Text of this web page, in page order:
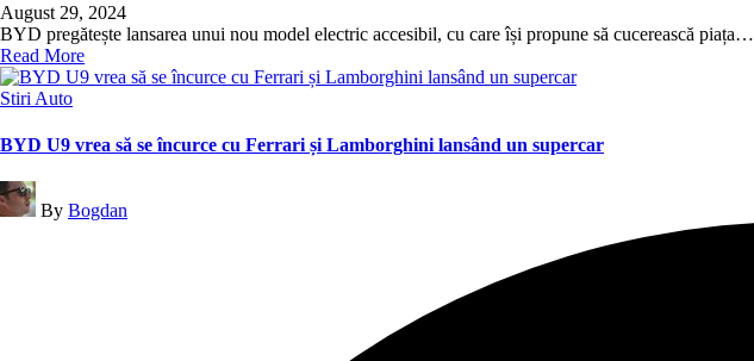
August 29, 2024
BYD pregătește lansarea unui nou model electric accesibil, cu care își propune să cucerească piața…
Read More
Posted
Stiri Auto
BYD U9 vrea să se încurce cu Ferrari și Lamborghini lansând un supercar
Posted
by
By Bogdan